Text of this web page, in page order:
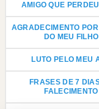
AMIGO QUE PERDEU
AGRADECIMENTO
DO MEU FILHO
LUTO PELO MEU
FRASES DE 7
FALECIMENTO